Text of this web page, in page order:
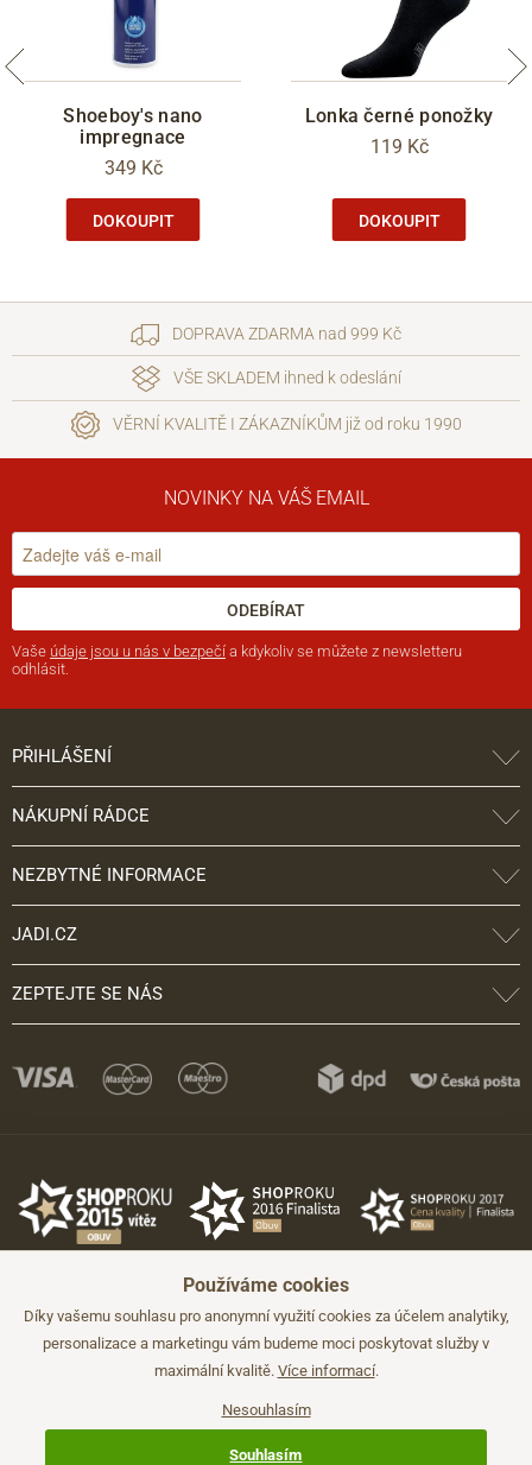
Shoeboy's nano
impregnace
349 Kč
DOKOUPIT
Lonka černé ponožky
119 Kč
DOKOUPIT
DOPRAVA ZDARMA nad 999 Kč
VŠE SKLADEM ihned k odeslání
VĚRNÍ KVALITĚ I ZÁKAZNÍKŮM již od roku 1990
NOVINKY NA VÁŠ EMAIL
ODEBÍRAT
Vaše údaje jsou u nás v bezpečí a kdykoliv se můžete z newsletteru
odhlásit.
PŘIHLÁŠENÍ
NÁKUPNÍ RÁDCE
NEZBYTNÉ INFORMACE
JADI.CZ
ZEPTEJTE SE NÁS
©2026 JADI.cz. Užití materiálů bez souhlasu není možné.
Používáme cookies
Díky vašemu souhlasu pro anonymní využití cookies za účelem analytiky,
personalizace a marketingu vám budeme moci poskytovat služby v
maximální kvalitě. Více informací.
Nesouhlasím
Souhlasím